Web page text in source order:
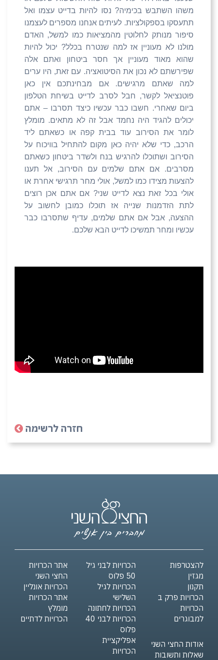
משהו השתבש בכימיה? נסו להיות בדייט עצמו ואל
תתעסקו בספקולציות. לעיתים אנחנו מספרים לעצמנו
סיפור מנותק לחלוטין מהמציאות כמו למשל, האדם
מולנו לא מעוניין אז למה שנטרח בכלל? יכול להיות
שהוא מאוד מעוניין אך חסר ביטחון ואתם אלה
שפירשתם לא נכון את הסיטואציה. עם זאת, היו ערים
למה שאתם מרגישים. אם מבחינתכם אין כאן
פוטנציאל לקשר, חבל לסרב לדייט בשיחת הטלפון
ביום שאחרי. חשבו כבר עכשיו כיצד תסרבו – אתם
יכולים להגיד היה נחמד אבל זה לא מתאים. מומלץ
לומר את הסירוב עוד בבית קפה או כשאתם ליד
הרכב, כדי שלא יהיה כאן מקום להתחיל בוויכוח על
הסירוב ושתוכלו להרגיש בנח ולשדר ביטחון כשאתם
מסרבים. אם אתם שלמים עם הסירוב, אל תענו
להצעות מצידו כמו למשל, אולי מחר תרגישי אחרת או
אולי בכל זאת נצא לדייט שני? אם אתם אכן רוצים
לתת הזדמנות שנייה אז תוכלו כמובן לחשוב על
ההצעה, אבל אם אתם שלמים, עדיף שתסרבו כבר
עכשיו ומחר תמשיכו לדייט הבא שלכם.
חזרה לרשימה
אתר הכרויות
החצי השני
הכרויות אונליין
אתר הכרויות
מומלץ
הכרויות לדתיים
הכרויות לבני גיל
50 פלוס
הכרויות לגיל
השלישי
הכרויות לחתונה
הכרויות לבני 40
פלוס
אפליקציית
הכרויות
להצטרפות
מגזין
תקנון
הכרויות פרק ב
הכרויות
למבוגרים
אודות החצי השני
שאלות ותשובות